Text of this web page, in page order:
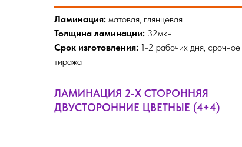
Ламинация: матовая, глянцевая
Толщина ламинации: 32мкн
Срок изготовления: 1-2 рабочих дня,
тиража
ЛАМИНАЦИЯ 2-Х СТОРОННЯЯ
ДВУСТОРОННИЕ ЦВЕТНЫЕ (4+4)